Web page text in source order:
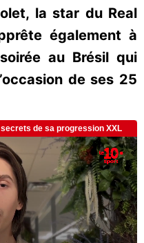
la star du Real
également à
au Brésil qui
de ses 25